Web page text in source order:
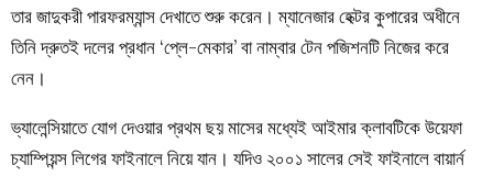
তার জাদুকরী পারফরম্যান্স দেখাতে শুরু করেন। ম্যানেজার হেক্টর কুপারের অধীনে
তিনি দ্রুতই দলের প্রধান ‘প্লে-মেকার’ বা নাম্বার টেন পজিশনটি নিজের করে
নেন।
ভ্যালেন্সিয়াতে যোগ দেওয়ার প্রথম ছয় মাসের মধ্যেই আইমার ক্লাবটিকে উয়েফা
চ্যাম্পিয়ন্স লিগের ফাইনালে নিয়ে যান। যদিও ২০০১ সালের সেই ফাইনালে বায়ার্ন